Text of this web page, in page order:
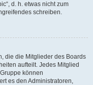
d. h. etwas nicht zum
schreiben.
die die Mitglieder des Boards
aufteilt. Jedes Mitglied
können
es den Administratoren,